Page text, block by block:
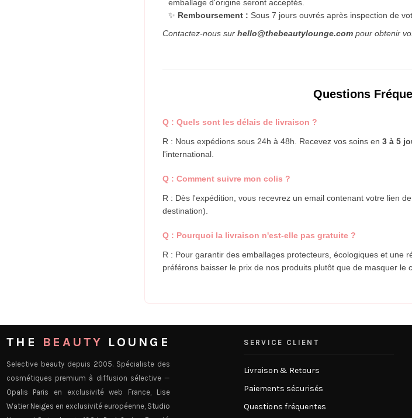
emballage d'origine seront acceptés.
✨ Remboursement : Sous 7 jours ouvrés après inspection de
Contactez-nous sur hello@thebeautylounge.com pour obtenir
Questions
Q : Quels sont les délais de livraison ?
R : Nous expédions sous 24h à 48h. Recevez vos soins en 3 à 5
l'international.
Q : Comment suivre mon colis ?
R : Dès l'expédition, vous recevrez un email contenant votre lien
destination).
Q : Pourquoi la livraison n'est-elle pas gratuite ?
R : Pour garantir des emballages protecteurs, écologiques et une
préférons baisser le prix de nos produits plutôt que de masquer le
THE BEAUTY LOUNGE
Selective beauty depuis 2005. Spécialiste des
cosmétiques premium à diffusion sélective —
Opalis Paris en exclusivité web France, Lise
Watier Neiges en exclusivité européenne, Studio
SERVICE CLIENT
Livraison & Retours
Paiements sécurisés
Questions fréquentes